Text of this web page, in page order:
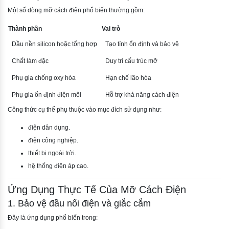
Một số dòng mỡ cách điện phổ biến thường gồm:
Thành phần Vai trò
Dầu nền silicon hoặc tổng hợp Tạo tính ổn định và bảo vệ
Chất làm đặc Duy trì cấu trúc mỡ
Phụ gia chống oxy hóa Hạn chế lão hóa
Phụ gia ổn định điện môi Hỗ trợ khả năng cách điện
Công thức cụ thể phụ thuộc vào mục đích sử dụng như:
điện dân dụng.
điện công nghiệp.
thiết bị ngoài trời.
hệ thống điện áp cao.
Ứng Dụng Thực Tế Của Mỡ Cách Điện
1. Bảo vệ đầu nối điện và giắc cắm
Đây là ứng dụng phổ biến trong: